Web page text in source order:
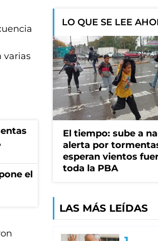
varias
el
LO QUE SE LEE
El tiempo: sube a
alerta por
esperan vientos
toda la PBA
LAS MÁS LEÍDAS